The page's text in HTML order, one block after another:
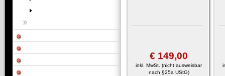
€ 149,00
inkl. MwSt. (nicht ausweisbar
nach §25a UStG)